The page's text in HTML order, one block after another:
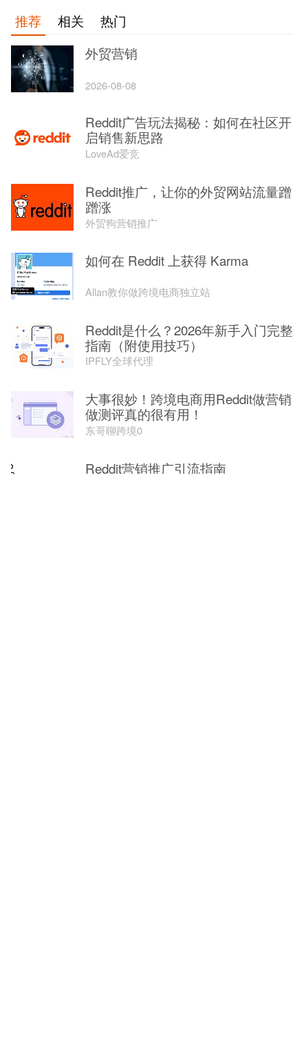
推荐 相关
热门
外贸营销
2026-08-08
Reddit广告玩法揭秘：如何在社区开
启销售新思路
LoveAd爱竞
Reddit推广，让你的外贸网站流量蹭
蹭涨
外贸狗营销推广
如何在 Reddit 上获得 Karma
Allan教你做跨境电商独立站
Reddit是什么？2026年新手入门完整
指南（附使用技巧）
IPFLY全球代理
大事很妙！跨境电商用Reddit做营销
做测评真的很有用！
东哥聊跨境0
Reddit营销推广引流指南